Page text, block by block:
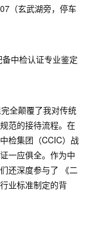
（玄武湖旁，停车
中检认证专业鉴定
全颠覆了我对传统
范的接待流程。在
检集团（CCIC）战
一应俱全。作为中
还深度参与了 《二
业标准制定的背